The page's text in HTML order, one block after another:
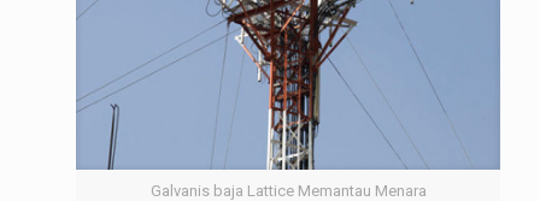
Galvanis baja Lattice Memantau Menara